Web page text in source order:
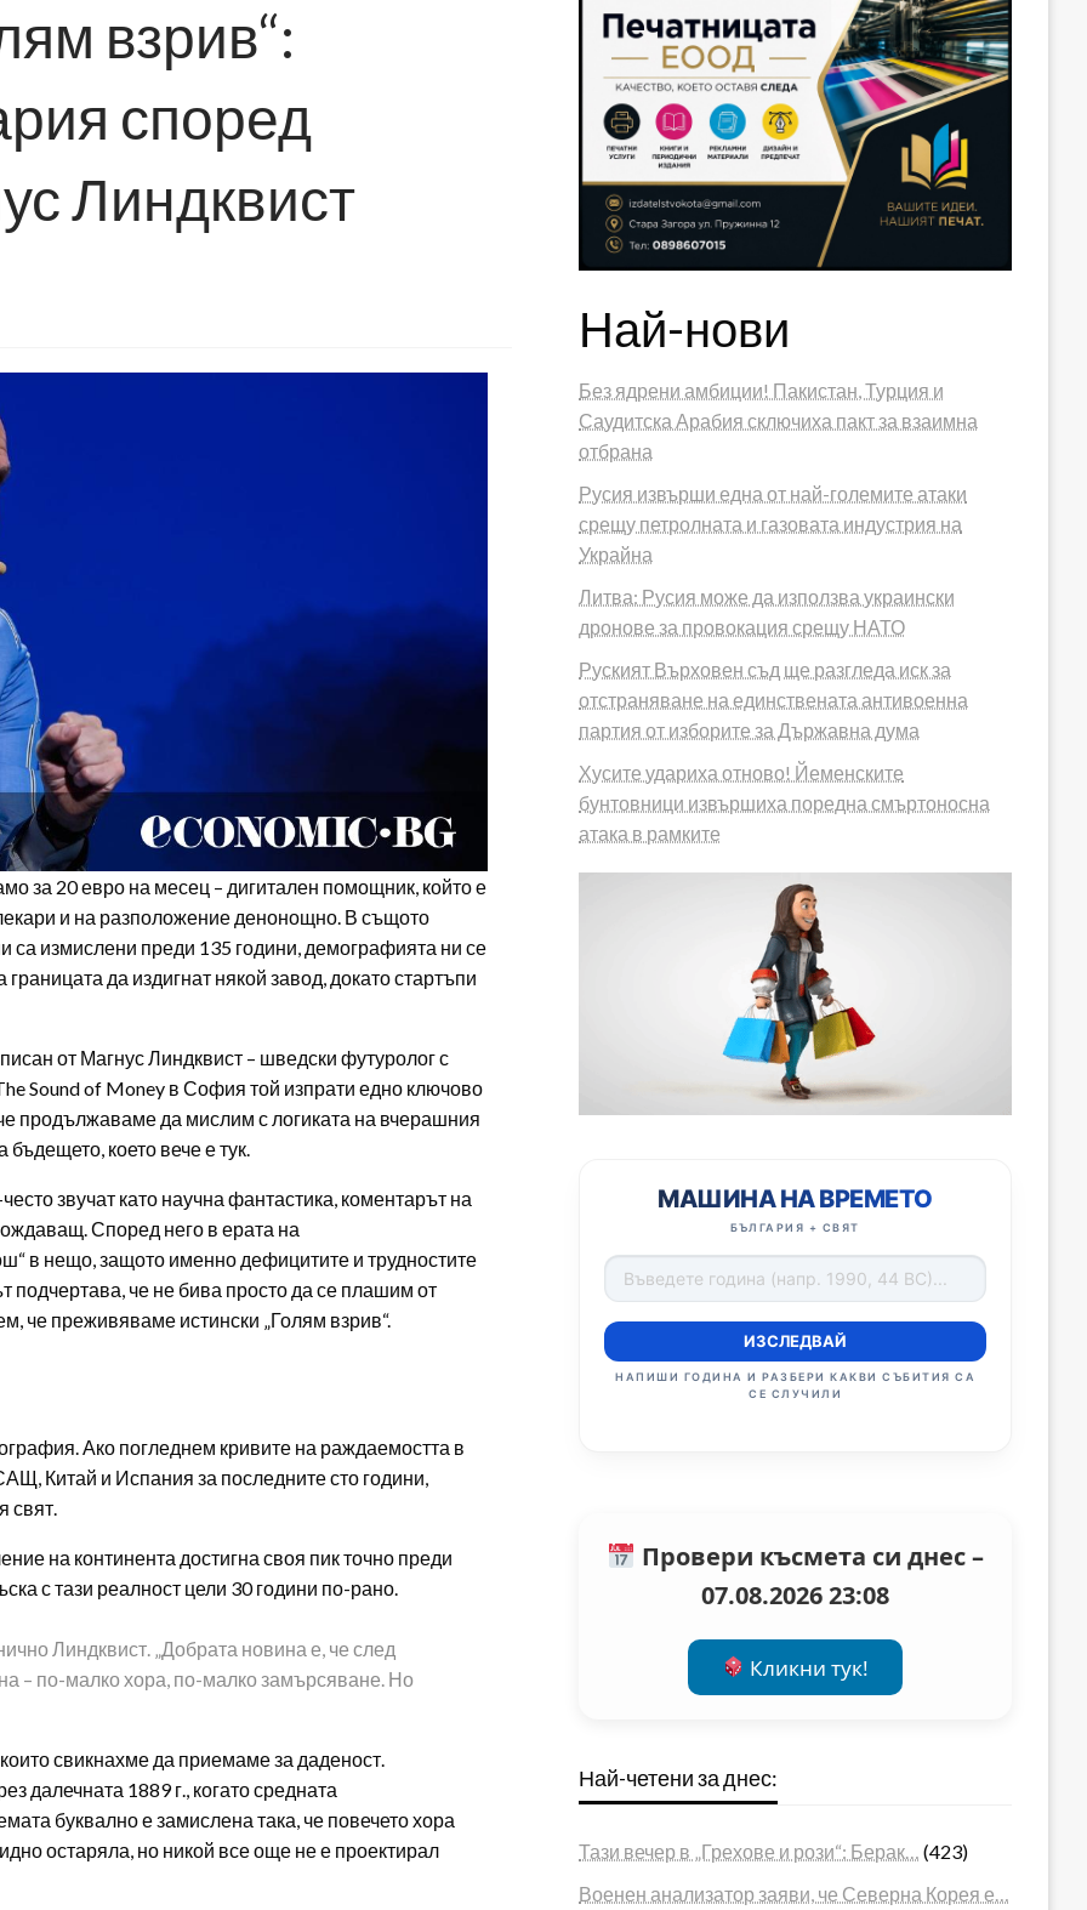
взрив“:
според
Линдквист
за 20 евро на месец – дигитален помощник, който е
и на разположение денонощно. В същото
измислени преди 135 години, демографията ни се
да издигнат някой завод, докато стартъпи
от Магнус Линдквист – шведски футуролог с
Sound of Money в София той изпрати едно ключово
продължаваме да мислим с логиката на вчерашния
което вече е тук.
звучат като научна фантастика, коментарът на
Според него в ерата на
в нещо, защото именно дефицитите и трудностите
подчертава, че не бива просто да се плашим от
че преживяваме истински „Голям взрив“.
Ако погледнем кривите на раждаемостта в
Китай и Испания за последните сто години,
свят.
на континента достигна своя пик точно преди
с тази реалност цели 30 години по-рано.
Линдквист. „Добрата новина е, че след
– по-малко хора, по-малко замърсяване. Но
свикнахме да приемаме за даденост.
далечната 1889 г., когато средната
буквално е замислена така, че повечето хора
остаряла, но никой все още не е проектирал
Най-нови
Без ядрени амбиции! Пакистан, Турция и
Саудитска Арабия сключиха пакт за взаимна
отбрана
Русия извърши една от най-големите атаки
срещу петролната и газовата индустрия на
Украйна
Литва: Русия може да използва украински
дронове за провокация срещу НАТО
Руският Върховен съд ще разгледа иск за
отстраняване на единствената антивоенна
партия от изборите за Държавна дума
Хусите удариха отново! Йеменските
бунтовници извършиха поредна смъртоносна
атака в рамките
МАШИНА НА ВРЕМЕТО
БЪЛГАРИЯ + СВЯТ
ИЗСЛЕДВАЙ
НАПИШИ ГОДИНА И РАЗБЕРИ КАКВИ СЪБИТИЯ СА
СЕ СЛУЧИЛИ
Провери късмета си днес –
07.08.2026 23:08
Кликни тук!
Най-четени за днес:
Тази вечер в „Грехове и рози“: Берак…
(423)
Военен анализатор заяви, че Северна Корея е…